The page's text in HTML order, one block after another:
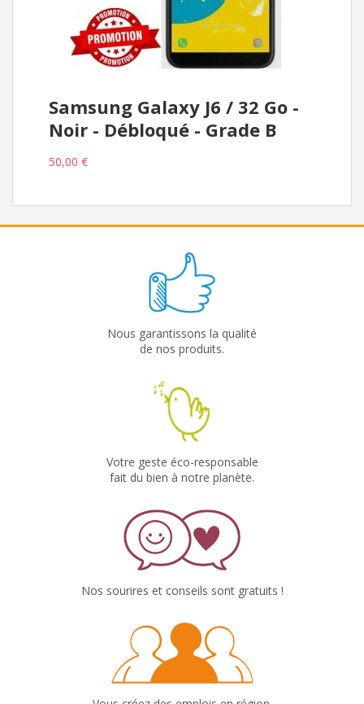
Samsung Galaxy J6 / 32 Go -
Noir - Débloqué - Grade B
50,00 €
Nous garantissons la qualité
de nos produits.
Votre geste éco-responsable
fait du bien à notre planète.
Nos sourires et conseils sont gratuits !